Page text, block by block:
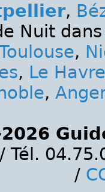
,
Nuit
,
, Le Havre
,
Tél.
/